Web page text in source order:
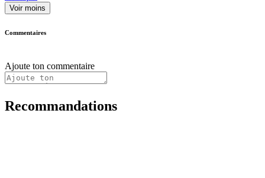
Voir moins
Commentaires
Ajoute ton commentaire
Recommandations